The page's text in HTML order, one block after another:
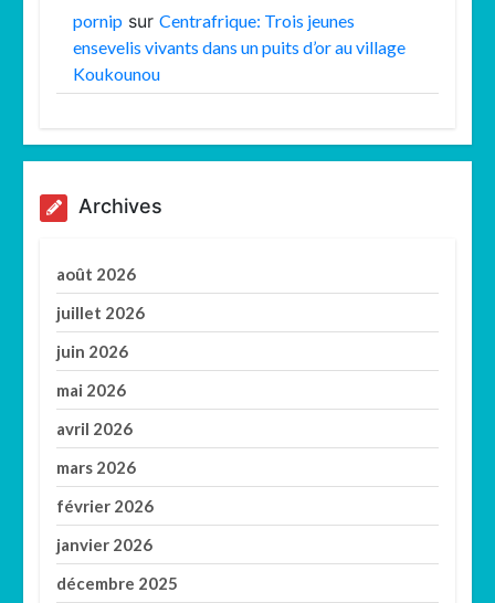
pornip surCentrafrique: Trois jeunes
ensevelis vivants dans un puits d’or au village
Koukounou
Archives
août 2026
juillet 2026
juin 2026
mai 2026
avril 2026
mars 2026
février 2026
janvier 2026
décembre 2025